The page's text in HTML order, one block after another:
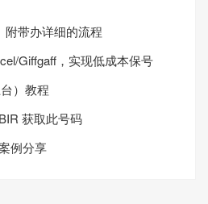
附带办详细的流程
Giffgaff，实现低成本保号
）教程
获取此号码
例分享